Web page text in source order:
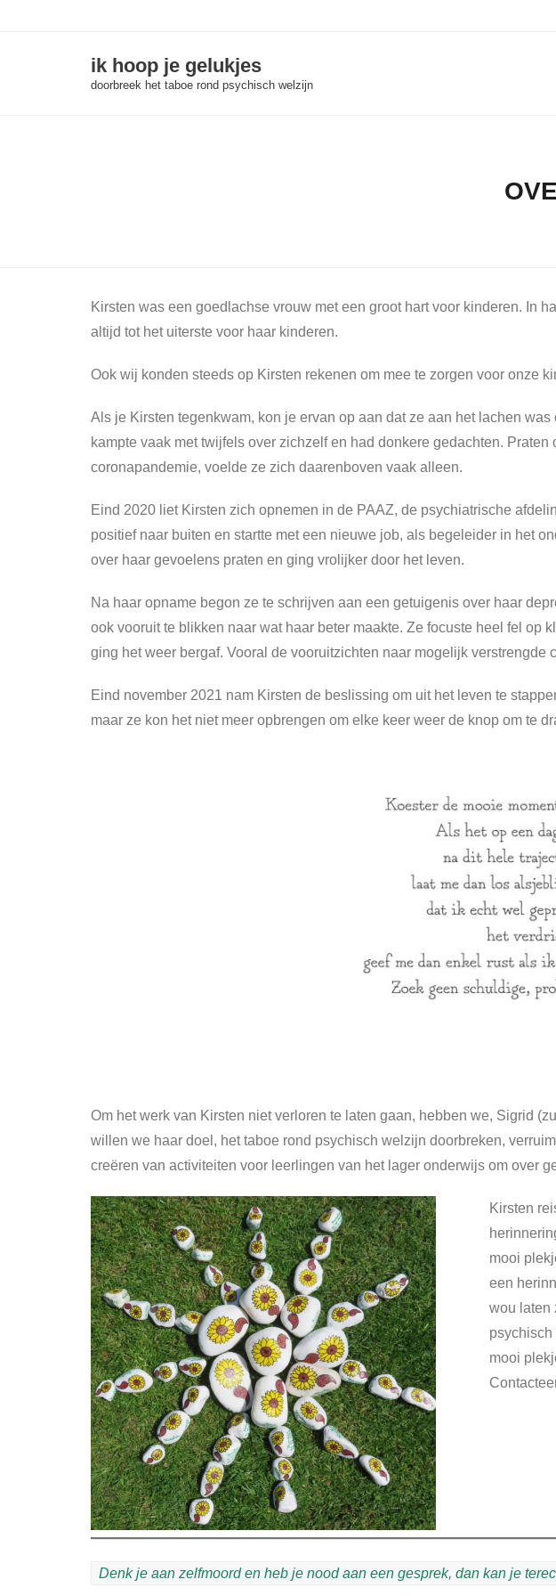
ik hoop je gelukjes
doorbreek het taboe rond psychisch welzijn
Kirsten was een goedlachse vrouw met een groot hart voor kinderen. In
altijd tot het uiterste voor haar kinderen.
Ook wij konden steeds op Kirsten rekenen om mee te zorgen voor onze
Als je Kirsten tegenkwam, kon je ervan op aan dat ze aan het lachen
kampte vaak met twijfels over zichzelf en had donkere gedachten.
coronapandemie, voelde ze zich daarenboven vaak alleen.
Eind 2020 liet Kirsten zich opnemen in de PAAZ, de psychiatrische
positief naar buiten en startte met een nieuwe job, als begeleider in het
over haar gevoelens praten en ging vrolijker door het leven.
Na haar opname begon ze te schrijven aan een getuigenis over haar
ook vooruit te blikken naar wat haar beter maakte. Ze focuste heel fel
ging het weer bergaf. Vooral de vooruitzichten naar mogelijk
Eind november 2021 nam Kirsten de beslissing om uit het leven te
maar ze kon het niet meer opbrengen om elke keer weer de knop om te
Om het werk van Kirsten niet verloren te laten gaan, hebben we, Sigrid
willen we haar doel, het taboe rond psychisch welzijn doorbreken,
creëren van activiteiten voor leerlingen van het lager onderwijs om over
Kirsten
mooi
een
wou laten
psychisch
mooi
Denk je aan zelfmoord en heb je nood aan een gesprek, dan kan je